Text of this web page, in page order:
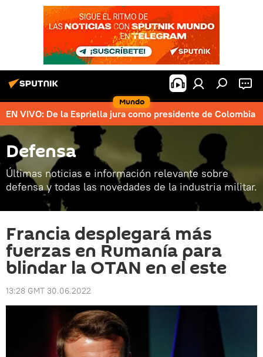
Mundo
EN VIVO: De la Espriella jura como presidente de Colombia
Defensa
Últimas noticias e información relevante sobre
defensa y todas las novedades de la industria militar.
Francia desplegará más
fuerzas en Rumanía para
blindar la OTAN en el este
13:28 GMT 30.06.2022